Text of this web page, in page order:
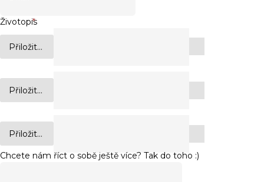
Životopis
*
Přiložit...
Přiložit...
Přiložit...
Chcete nám říct o sobě ještě více? Tak do toho :)